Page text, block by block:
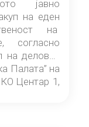
јавно
на еден
на
согласно
деловен
Палата” на
Центар 1,